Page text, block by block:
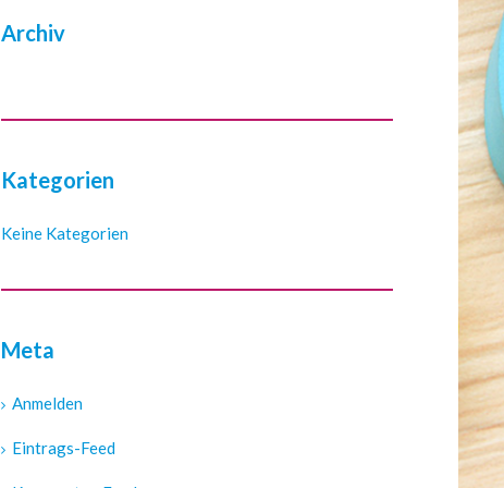
Archiv
Kategorien
Keine Kategorien
Meta
Anmelden
Eintrags-Feed